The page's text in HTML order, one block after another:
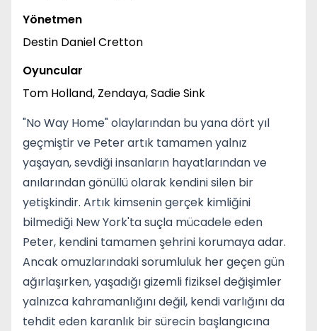
Yönetmen
Destin Daniel Cretton
Oyuncular
Tom Holland, Zendaya, Sadie Sink
"No Way Home" olaylarından bu yana dört yıl
geçmiştir ve Peter artık tamamen yalnız
yaşayan, sevdiği insanların hayatlarından ve
anılarından gönüllü olarak kendini silen bir
yetişkindir. Artık kimsenin gerçek kimliğini
bilmediği New York'ta suçla mücadele eden
Peter, kendini tamamen şehrini korumaya adar.
Ancak omuzlarındaki sorumluluk her geçen gün
ağırlaşırken, yaşadığı gizemli fiziksel değişimler
yalnızca kahramanlığını değil, kendi varlığını da
tehdit eden karanlık bir sürecin başlangıcına